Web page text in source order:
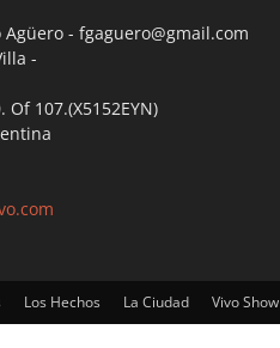
- fgaguero@gmail.com
-
107.(X5152EYN)
Los Hechos La Ciudad Vivo Show